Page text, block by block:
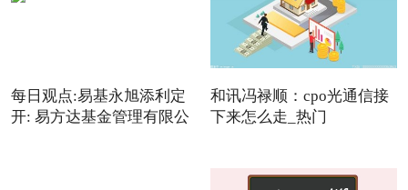
每日观点:易基永旭添利定
开: 易方达基金管理有限公
和讯冯禄顺：cpo光通信接
下来怎么走_热门